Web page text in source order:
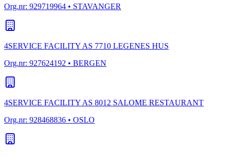
Org.nr: 929719964 • STAVANGER
4SERVICE FACILITY AS 7710 LEGENES HUS
Org.nr: 927624192 • BERGEN
4SERVICE FACILITY AS 8012 SALOME RESTAURANT
Org.nr: 928468836 • OSLO